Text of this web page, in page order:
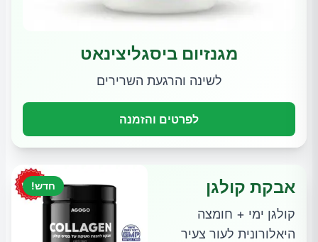
מגנזיום ביסגליצינאט
לשינה והרגעת השרירים
לפרטים והזמנה
חדש! אבקת קולגן
קולגן ימי + חומצה
היאלורונית לעור צעיר